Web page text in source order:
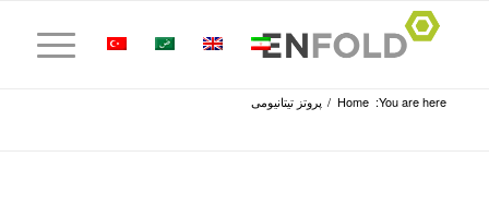
You are here:
Home
/ پروتز تیتانیومی